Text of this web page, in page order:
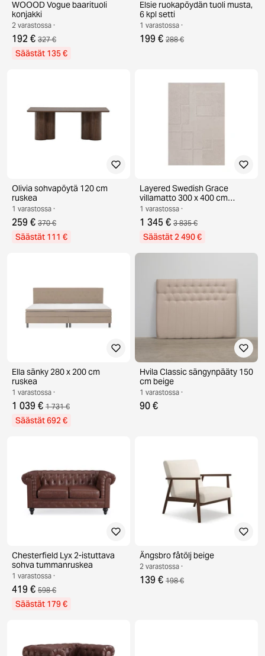
WOOOD Vogue baarituoli
konjakki
2 varastossa ·
192 € 327 €
Säästät 135 €
Elsie ruokapöydän tuoli musta,
6 kpl setti
1 varastossa ·
199 € 288 €
Olivia sohvapöytä 120 cm
ruskea
1 varastossa ·
259 € 370 €
Säästät 111 €
Layered Swedish Grace
villamatto 300 x 400 cm
Oatmeal
1 varastossa ·
1 345 € 3 835 €
Säästät 2 490 €
Ella sänky 280 x 200 cm
ruskea
1 varastossa ·
1 039 € 1 731 €
Säästät 692 €
Hvila Classic sängynpääty 150
cm beige
1 varastossa ·
90 €
Chesterfield Lyx 2-istuttava
sohva tummanruskea
1 varastossa ·
419 € 598 €
Säästät 179 €
Ängsbro fåtölj beige
2 varastossa ·
139 € 198 €